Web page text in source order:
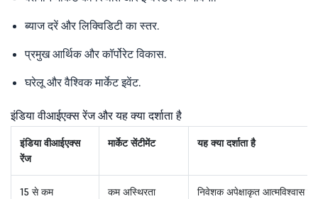
ब्याज दरें और लिक्विडिटी का स्तर.
प्रमुख आर्थिक और कॉर्पोरेट विकास.
घरेलू और वैश्विक मार्केट इवेंट.
इंडिया वीआईएक्स रेंज और यह क्या दर्शाता है
इंडिया वीआईएक्स
रेंज
मार्केट सेंटीमेंट यह क्या दर्शाता है
15 से कम कम अस्थिरता
निवेशक अपेक्षाकृत आत्मविश्वास